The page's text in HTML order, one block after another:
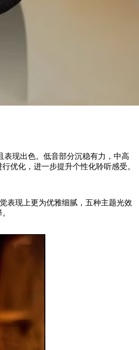
表现出色。低音部分沉稳有力，中高
优化，进一步提升个性化聆听感受。
表现上更为优雅细腻，五种主题光效